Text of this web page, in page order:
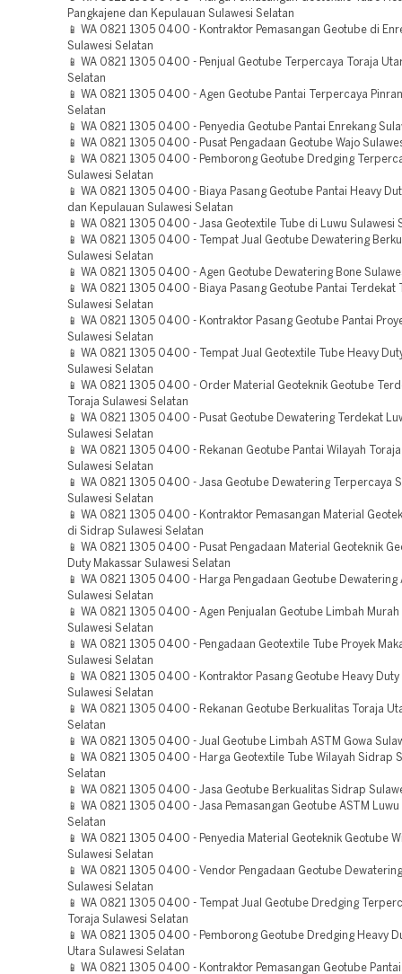
Pangkajene dan Kepulauan Sulawesi Selatan
📱 WA 0821 1305 0400 - Kontraktor Pemasangan Geotube di
Sulawesi Selatan
📱 WA 0821 1305 0400 - Penjual Geotube Terpercaya Toraja
Selatan
📱 WA 0821 1305 0400 - Agen Geotube Pantai Terpercaya
Selatan
📱 WA 0821 1305 0400 - Penyedia Geotube Pantai Enrekang
📱 WA 0821 1305 0400 - Pusat Pengadaan Geotube Wajo
📱 WA 0821 1305 0400 - Pemborong Geotube Dredging
Sulawesi Selatan
📱 WA 0821 1305 0400 - Biaya Pasang Geotube Pantai Heavy
dan Kepulauan Sulawesi Selatan
📱 WA 0821 1305 0400 - Jasa Geotextile Tube di Luwu Sulawesi
📱 WA 0821 1305 0400 - Tempat Jual Geotube Dewatering
Sulawesi Selatan
📱 WA 0821 1305 0400 - Agen Geotube Dewatering Bone
📱 WA 0821 1305 0400 - Biaya Pasang Geotube Pantai Terdekat
Sulawesi Selatan
📱 WA 0821 1305 0400 - Kontraktor Pasang Geotube Pantai
Sulawesi Selatan
📱 WA 0821 1305 0400 - Tempat Jual Geotextile Tube Heavy
Sulawesi Selatan
📱 WA 0821 1305 0400 - Order Material Geoteknik Geotube
Toraja Sulawesi Selatan
📱 WA 0821 1305 0400 - Pusat Geotube Dewatering Terdekat
Sulawesi Selatan
📱 WA 0821 1305 0400 - Rekanan Geotube Pantai Wilayah
Sulawesi Selatan
📱 WA 0821 1305 0400 - Jasa Geotube Dewatering Terpercaya
Sulawesi Selatan
📱 WA 0821 1305 0400 - Kontraktor Pemasangan Material
di Sidrap Sulawesi Selatan
📱 WA 0821 1305 0400 - Pusat Pengadaan Material Geoteknik
Duty Makassar Sulawesi Selatan
📱 WA 0821 1305 0400 - Harga Pengadaan Geotube Dewatering
Sulawesi Selatan
📱 WA 0821 1305 0400 - Agen Penjualan Geotube Limbah
Sulawesi Selatan
📱 WA 0821 1305 0400 - Pengadaan Geotextile Tube Proyek
Sulawesi Selatan
📱 WA 0821 1305 0400 - Kontraktor Pasang Geotube Heavy Duty
Sulawesi Selatan
📱 WA 0821 1305 0400 - Rekanan Geotube Berkualitas Toraja
Selatan
📱 WA 0821 1305 0400 - Jual Geotube Limbah ASTM Gowa
📱 WA 0821 1305 0400 - Harga Geotextile Tube Wilayah Sidrap
Selatan
📱 WA 0821 1305 0400 - Jasa Geotube Berkualitas Sidrap
📱 WA 0821 1305 0400 - Jasa Pemasangan Geotube ASTM Luwu
Selatan
📱 WA 0821 1305 0400 - Penyedia Material Geoteknik Geotube
Sulawesi Selatan
📱 WA 0821 1305 0400 - Vendor Pengadaan Geotube
Sulawesi Selatan
📱 WA 0821 1305 0400 - Tempat Jual Geotube Dredging
Toraja Sulawesi Selatan
📱 WA 0821 1305 0400 - Pemborong Geotube Dredging Heavy
Utara Sulawesi Selatan
📱 WA 0821 1305 0400 - Kontraktor Pemasangan Geotube